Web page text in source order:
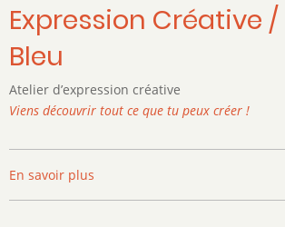
Expression Créative
Bleu
Atelier d’expression créative
Viens découvrir tout ce que tu peux créer !
En savoir plus
Expression